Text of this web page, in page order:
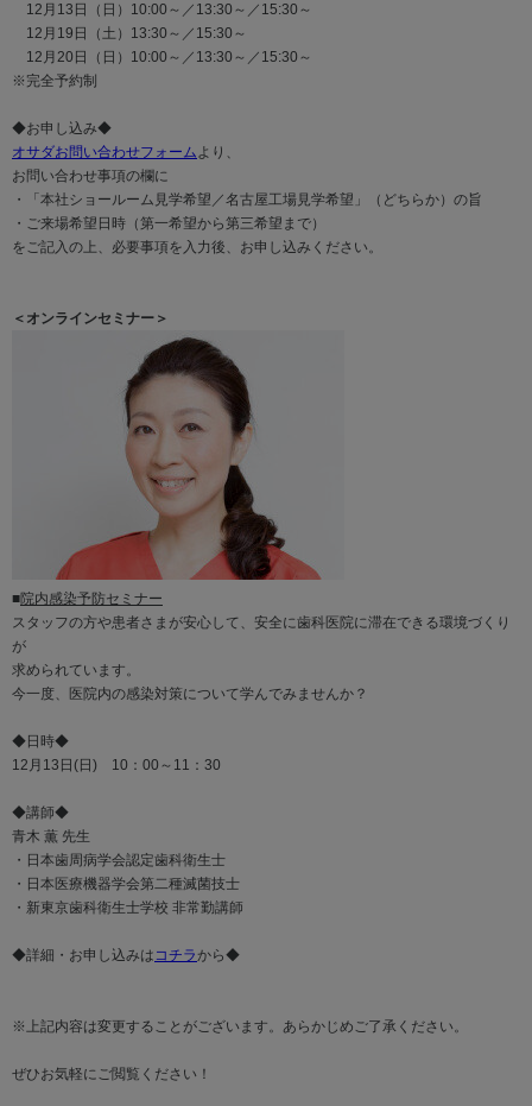
12月13日（日）10:00～／13:30～／15:30～
12月19日（土）13:30～／15:30～
12月20日（日）10:00～／13:30～／15:30～
※完全予約制
◆お申し込み◆
オサダお問い合わせフォームより、
お問い合わせ事項の欄に
・「本社ショールーム見学希望／名古屋工場見学希望」（どちらか）の旨
・ご来場希望日時（第一希望から第三希望まで）
をご記入の上、必要事項を入力後、お申し込みください。
＜オンラインセミナー＞
■院内感染予防セミナー
スタッフの方や患者さまが安心して、安全に歯科医院に滞在できる環境づくり
が
求められています。
今一度、医院内の感染対策について学んでみませんか？
◆日時◆
12月13日(日) 10：00～11：30
◆講師◆
青木 薫 先生
・日本歯周病学会認定歯科衛生士
・日本医療機器学会第二種滅菌技士
・新東京歯科衛生士学校 非常勤講師
◆詳細・お申し込みは コチラから◆
※上記内容は変更することがございます。あらかじめご了承ください。
ぜひお気軽にご閲覧ください！